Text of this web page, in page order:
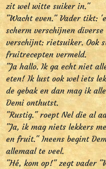
zit wel witte suiker in."
"Wacht even." Vader tikt:
scherm verschijnen
verschijnt: rietsuiker. Ook
fruitrecepten vermeld.
"Ja hallo. Ik ga echt niet
eten! Ik lust ook wel iets
de gebak en dan mag ik
Demi onthutst.
"Rustig." roept Nel die al
"Ja, ik mag niets lekkers
en fruit." Ineens begint
allemaal te veel.
"Hé, kom op!" zegt vader